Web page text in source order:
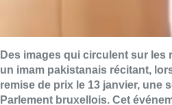
Des images qui circulent sur
un imam pakistanais récitant,
remise de prix le 13 janvier, une
Parlement bruxellois. Cet